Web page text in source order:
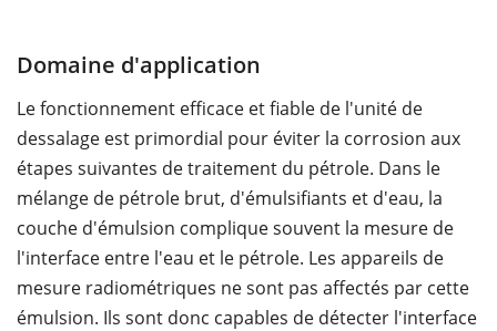
Domaine d'application
Le fonctionnement efficace et fiable de l'unité de
dessalage est primordial pour éviter la corrosion aux
étapes suivantes de traitement du pétrole. Dans le
mélange de pétrole brut, d'émulsifiants et d'eau, la
couche d'émulsion complique souvent la mesure de
l'interface entre l'eau et le pétrole. Les appareils de
mesure radiométriques ne sont pas affectés par cette
émulsion. Ils sont donc capables de détecter l'interface